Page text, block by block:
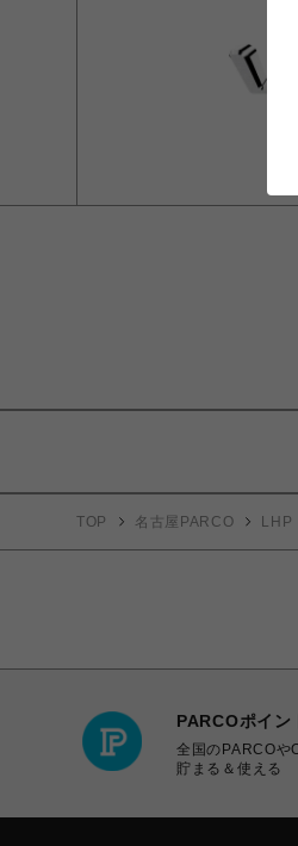
TOP 名古屋PARCO LHP
PARCOポイン
全国のPARCOや
貯まる＆使える